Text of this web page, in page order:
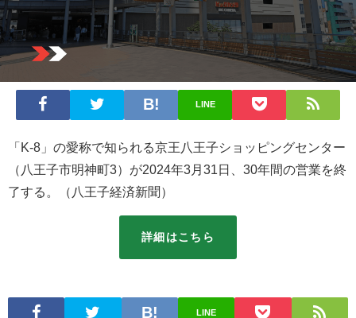
LINE
「K-8」の愛称で知られる京王八王子ショッピングセンター
（八王子市明神町3）が2024年3月31日、30年間の営業を終
了する。（八王子経済新聞）
詳細はこちら
LINE